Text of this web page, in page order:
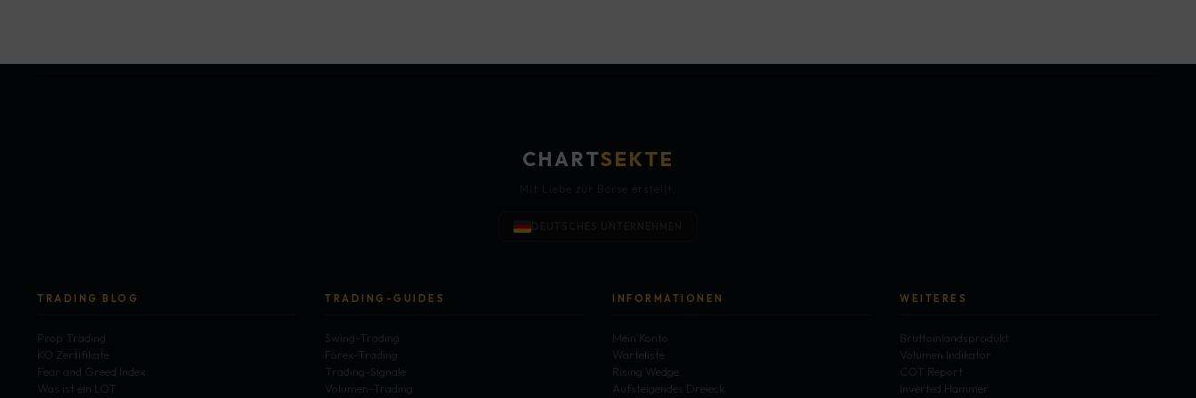
CHARTSEKTE
TRADING BLOG
Prop Trading
KO Zertifikate
Fear and Greed Index
Was ist ein LOT
TRADING-GUIDES
Swing-Trading
Forex-Trading
Trading-Signale
Volumen-Trading
INFORMATIONEN
Mein Konto
Warteliste
Rising Wedge
Aufsteigendes Dreieck
WEITERES
Bruttoinlandsprodukt
Volumen Indikator
COT Report
Inverted Hammer